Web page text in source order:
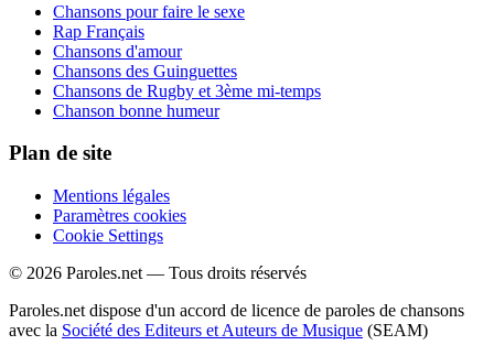
Chansons pour faire le sexe
Rap Français
Chansons d'amour
Chansons des Guinguettes
Chansons de Rugby et 3ème mi-temps
Chanson bonne humeur
Plan de site
Mentions légales
Paramètres cookies
Cookie Settings
© 2026 Paroles.net — Tous droits réservés
Paroles.net dispose d'un accord de licence de paroles de chansons
avec la Société des Editeurs et Auteurs de Musique (SEAM)